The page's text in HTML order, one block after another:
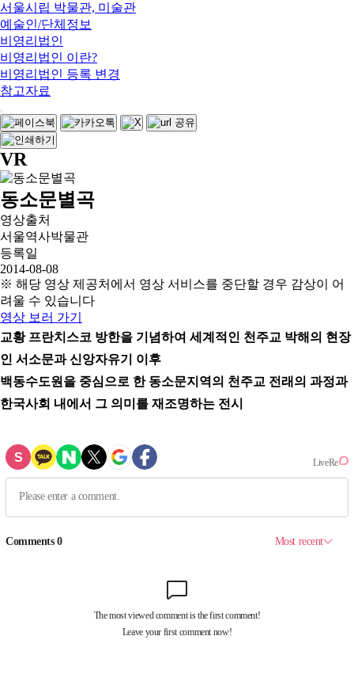
서울시립 박물관, 미술관
예술인/단체정보
비영리법인
비영리법인 이란?
비영리법인 등록 변경
참고자료
VR
동소문별곡
영상출처
서울역사박물관
등록일
2014-08-08
※ 해당 영상 제공처에서 영상 서비스를 중단할 경우 감상이 어
려울 수 있습니다
영상 보러 가기
교황 프란치스코 방한을 기념하여 세계적인 천주교 박해의 현장
인 서소문과 신앙자유기 이후
백동수도원을 중심으로 한 동소문지역의 천주교 전래의 과정과
한국사회 내에서 그 의미를 재조명하는 전시